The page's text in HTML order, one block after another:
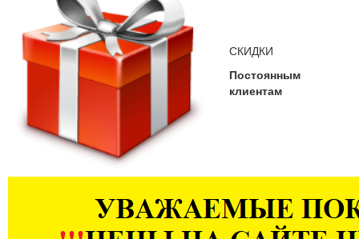
СКИДКИ
Постоянным
клиентам